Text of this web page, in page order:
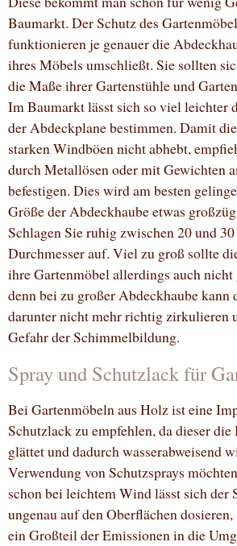
Baumarkt. Der Schutz des
funktionieren je genauer die
ihres Möbels umschließt. Sie sollten
die Maße ihrer Gartenstühle und
Im Baumarkt lässt sich so viel leichter
der Abdeckplane bestimmen. Damit
starken Windböen nicht abhebt,
durch Metallösen oder mit Gewichten
befestigen. Dies wird am besten
Größe der Abdeckhaube etwas
Schlagen Sie ruhig zwischen 20 und
Durchmesser auf. Viel zu groß sollte
ihre Gartenmöbel allerdings auch nicht
denn bei zu großer Abdeckhaube kann
darunter nicht mehr richtig zirkulieren
Gefahr der Schimmelbildung.
Spray und Schutzlack für
Bei Gartenmöbeln aus Holz ist eine
Schutzlack zu empfehlen, da dieser
glättet und dadurch wasserabweisend
Verwendung von Schutzsprays
schon bei leichtem Wind lässt sich der
ungenau auf den Oberflächen dosieren,
ein Großteil der Emissionen in die